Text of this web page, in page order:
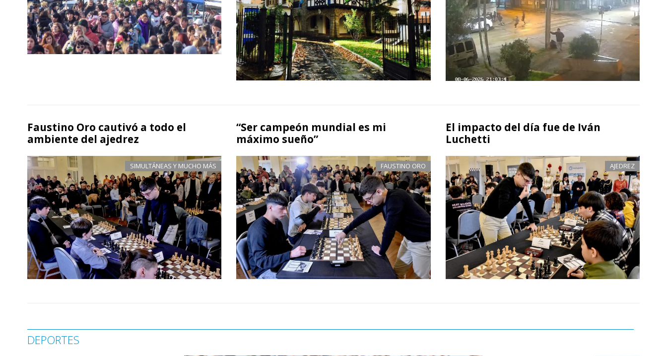
Faustino Oro cautivó a todo el
ambiente del ajedrez
SIMULTÁNEAS Y MUCHO MÁS
“Ser campeón mundial es mi
máximo sueño”
FAUSTINO ORO
El impacto del día fue de Iván
Luchetti
AJEDREZ
DEPORTES